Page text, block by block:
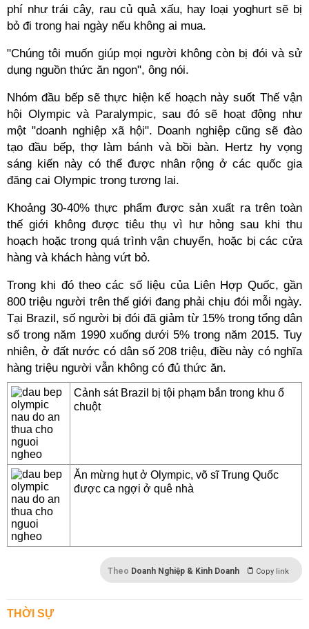
phí như trái cây, rau củ quả xấu, hay loại yoghurt sẽ bị
bỏ đi trong hai ngày nếu không ai mua.
"Chúng tôi muốn giúp mọi người không còn bị đói và sử
dụng nguồn thức ăn ngon", ông nói.
Nhóm đầu bếp sẽ thực hiện kế hoạch này suốt Thế vận
hội Olympic và Paralympic, sau đó sẽ hoạt động như
một "doanh nghiệp xã hội". Doanh nghiệp cũng sẽ đào
tạo đầu bếp, thợ làm bánh và bồi bàn. Hertz hy vọng
sáng kiến này có thể được nhân rộng ở các quốc gia
đăng cai Olympic trong tương lai.
Khoảng 30-40% thực phẩm được sản xuất ra trên toàn
thế giới không được tiêu thụ vì hư hỏng sau khi thu
hoạch hoặc trong quá trình vận chuyển, hoặc bị các cửa
hàng và khách hàng vứt bỏ.
Trong khi đó theo các số liệu của Liên Hợp Quốc, gần
800 triệu người trên thế giới đang phải chịu đói mỗi ngày.
Tại Brazil, số người bị đói đã giảm từ 15% trong tổng dân
số trong năm 1990 xuống dưới 5% trong năm 2015. Tuy
nhiên, ở đất nước có dân số 208 triệu, điều này có nghĩa
hàng triệu người vẫn không có đủ thức ăn.
Cảnh sát Brazil bị tội phạm bắn trong khu ổ
chuột
Ăn mừng hụt ở Olympic, võ sĩ Trung Quốc
được ca ngợi ở quê nhà
Theo Doanh Nghiệp & Kinh Doanh Copy link
THỜI SỰ